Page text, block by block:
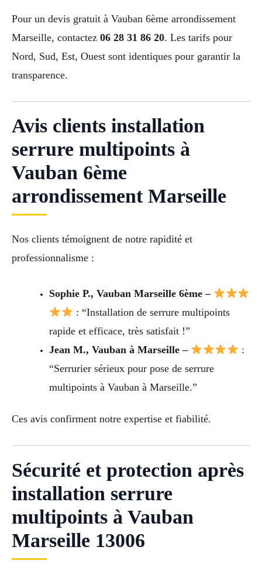
Pour un devis gratuit à Vauban 6ème arrondissement
Marseille, contactez 06 28 31 86 20. Les tarifs pour
Nord, Sud, Est, Ouest sont identiques pour garantir la
transparence.
Avis clients installation
serrure multipoints à
Vauban 6ème
arrondissement Marseille
Nos clients témoignent de notre rapidité et
professionnalisme :
Sophie P., Vauban Marseille 6ème –
: “Installation de serrure multipoints
rapide et efficace, très satisfait !”
Jean M., Vauban à Marseille –
:
“Serrurier sérieux pour pose de serrure
multipoints à Vauban à Marseille.”
Ces avis confirment notre expertise et fiabilité.
Sécurité et protection après
installation serrure
multipoints à Vauban
Marseille 13006